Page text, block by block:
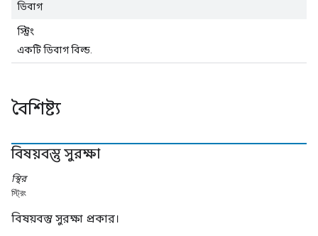
ডিবাগ
স্ট্রিং
একটি ডিবাগ বিল্ড.
বৈশিষ্ট্য
বিষয়বস্তু সুরক্ষা
স্থির
স্ট্রিং
বিষয়বস্তু সুরক্ষা প্রকার।